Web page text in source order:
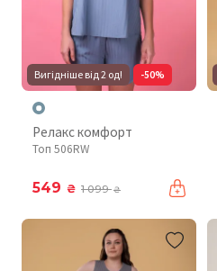
Вигідніше від 2 од! -50%
Релакс комфорт
Топ 506RW
549 ₴ 1 099₴